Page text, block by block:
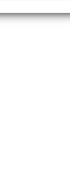
i MAI. Peters
i MAI,